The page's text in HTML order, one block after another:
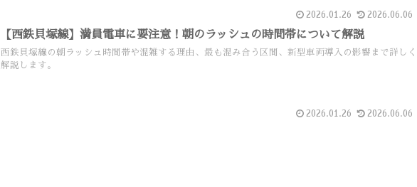
2026.01.26 2026.06.06
【西鉄貝塚線】満員電車に要注意！朝のラッシュの時間帯について解説
西鉄貝塚線の朝ラッシュ時間帯や混雑する理由、最も混み合う区間、新型車両導入の影響まで詳しく
解説します。
2026.01.26 2026.06.06